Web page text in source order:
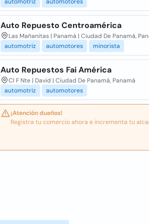
Auto Repuesto Centroamérica
Las Mañanitas | Panamá | Ciudad De Panamá,
automotriz
automotores minorista
Auto Repuestos Fai América
Cl F Nte | David | Ciudad De Panamá, Panamá
automotriz
automotores
¡Atención dueños!
Registra tu comercio ahora e incrementa tu